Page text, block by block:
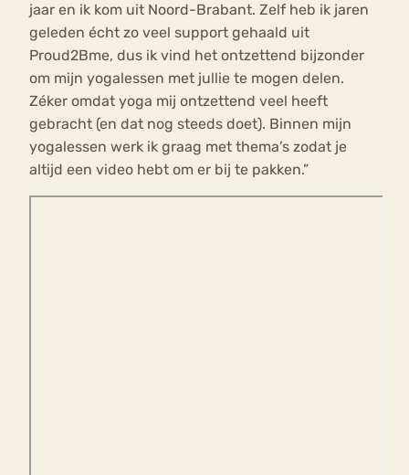
jaar en ik kom uit Noord-Brabant. Zelf heb ik jaren
geleden écht zo veel support gehaald uit
Proud2Bme, dus ik vind het ontzettend bijzonder
om mijn yogalessen met jullie te mogen delen.
Zéker omdat yoga mij ontzettend veel heeft
gebracht (en dat nog steeds doet). Binnen mijn
yogalessen werk ik graag met thema’s zodat je
altijd een video hebt om er bij te pakken.”